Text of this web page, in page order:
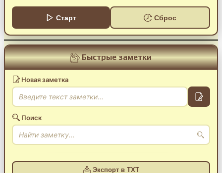
Старт Сброс
Быстрые заметки
Новая заметка
Поиск
Экспорт в TXT